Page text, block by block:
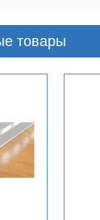
товары